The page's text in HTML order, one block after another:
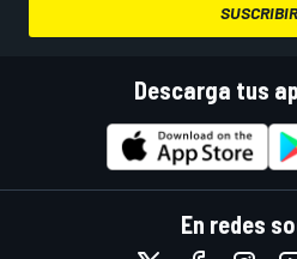
Descarga tus
En redes